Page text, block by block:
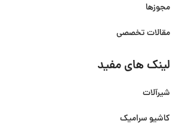
مجوزها
مقالات تخصصی
لینک های مفید
شیرآلات
کاشیو سرامیک